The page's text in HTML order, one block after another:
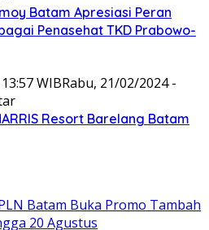
Batam Apresiasi Peran
Penasehat TKD Prabowo-
WIBRabu, 21/02/2024 -
Resort Barelang Batam